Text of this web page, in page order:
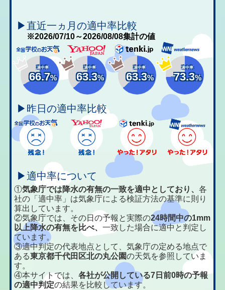
▶直近一ヵ月の適中率比較
※2026/07/10～2026/08/08集計の値
適中率
66.7%
適中率
63.3%
適中率
63.3%
適中率
73.3%
▶昨日の適中率比較
▶適中率について
①気象庁では降水の有無の一致を適中としており、各
社の「適中率」は気象庁による検証方法の基準に則り
算出しています。
②気象庁では、その日の予報と実際の24時間中の1mm
以上降水の有無を比べ、一致した場合に適中と判定し
ています。
③適中判定の代表地点として、気象庁の定める地点で
ある東京都千代田区北の丸公園の天気を参照していま
す。
④本サイトでは、各社が公開している7日前0時の予報
の適中判定の結果を比較しています。